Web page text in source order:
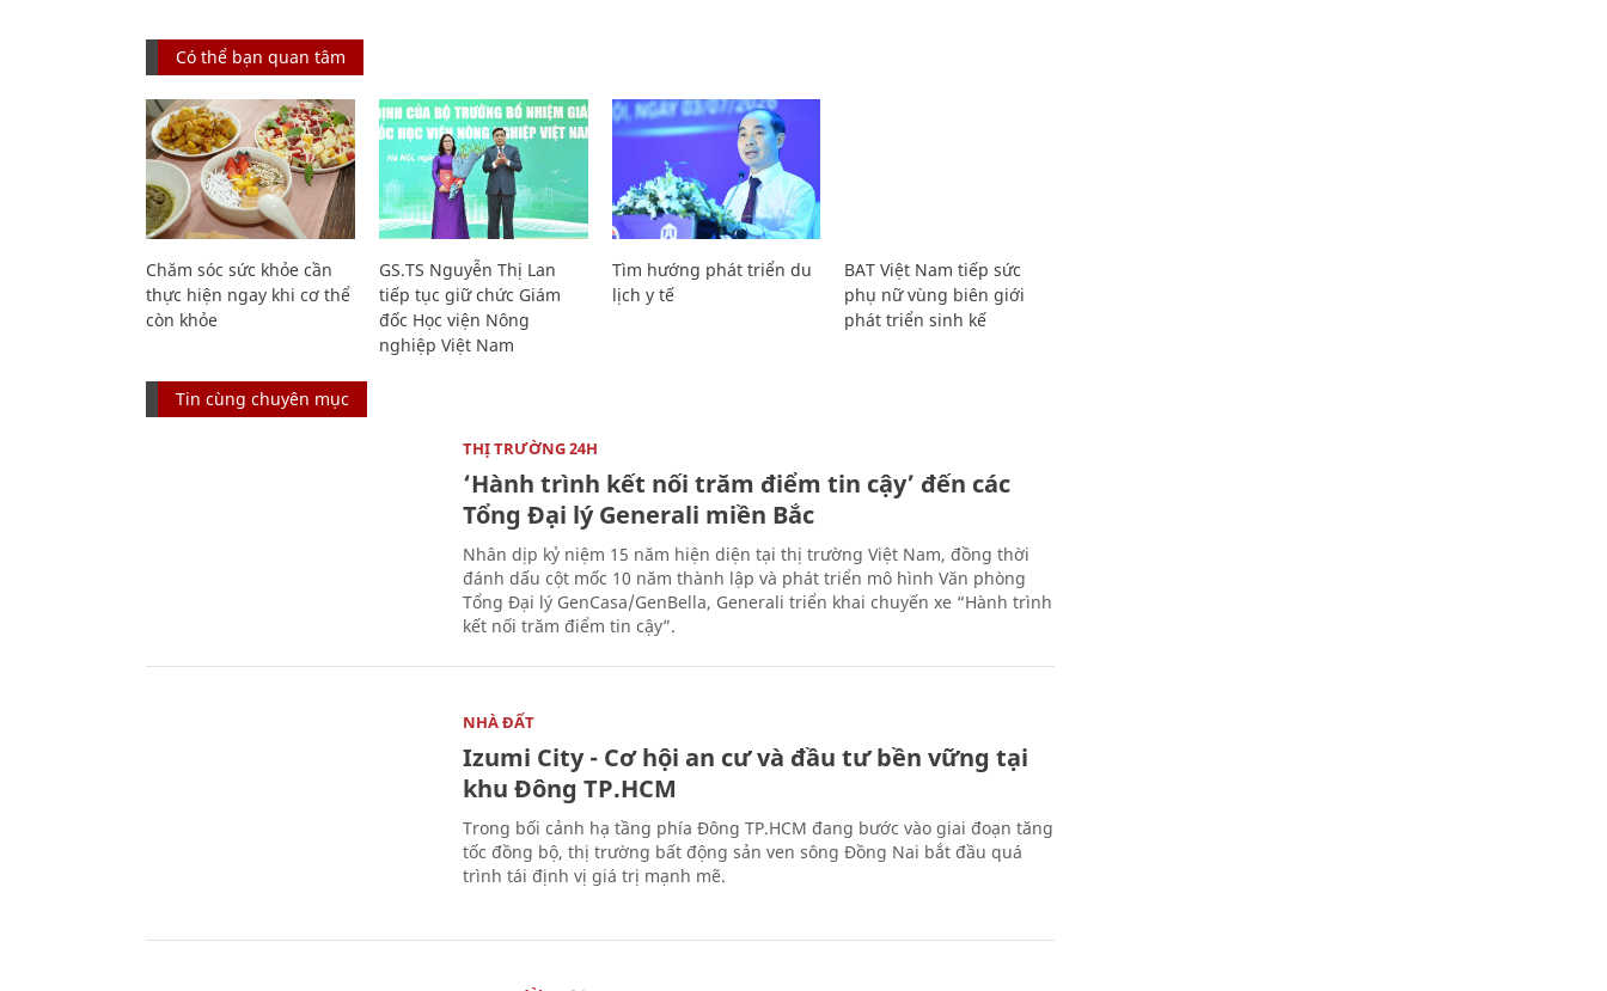
Có thể bạn quan tâm
Chăm sóc sức khỏe cần
thực hiện ngay khi cơ thể
còn khỏe
GS.TS Nguyễn Thị Lan
tiếp tục giữ chức Giám
đốc Học viện Nông
nghiệp Việt Nam
Tìm hướng phát triển du
lịch y tế
BAT Việt Nam tiếp sức
phụ nữ vùng biên giới
phát triển sinh kế
Tin cùng chuyên mục
THỊ TRƯỜNG 24H
‘Hành trình kết nối trăm điểm tin cậy’ đến các
Tổng Đại lý Generali miền Bắc
Nhân dịp kỷ niệm 15 năm hiện diện tại thị trường Việt Nam, đồng thời
đánh dấu cột mốc 10 năm thành lập và phát triển mô hình Văn phòng
Tổng Đại lý GenCasa/GenBella, Generali triển khai chuyến xe “Hành trình
kết nối trăm điểm tin cậy”.
NHÀ ĐẤT
Izumi City - Cơ hội an cư và đầu tư bền vững tại
khu Đông TP.HCM
Trong bối cảnh hạ tầng phía Đông TP.HCM đang bước vào giai đoạn tăng
tốc đồng bộ, thị trường bất động sản ven sông Đồng Nai bắt đầu quá
trình tái định vị giá trị mạnh mẽ.